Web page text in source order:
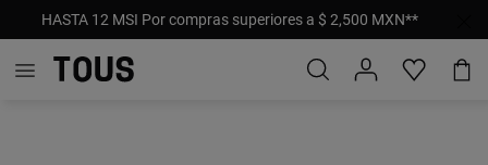
HASTA 12 MSI Por compras superiores a $ 2,500 MXN**